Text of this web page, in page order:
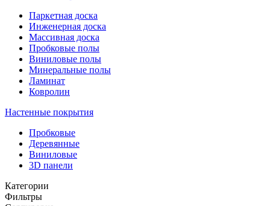
Паркетная доска
Инженерная доска
Массивная доска
Пробковые полы
Виниловые полы
Минеральные полы
Ламинат
Ковролин
Настенные покрытия
Пробковые
Деревянные
Виниловые
3D панели
Категории
Фильтры